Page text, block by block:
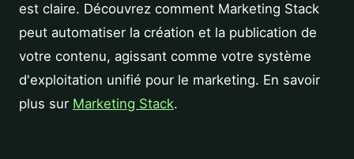
est claire. Découvrez comment Marketing Stack
peut automatiser la création et la publication de
votre contenu, agissant comme votre système
d'exploitation unifié pour le marketing. En savoir
plus sur Marketing Stack.